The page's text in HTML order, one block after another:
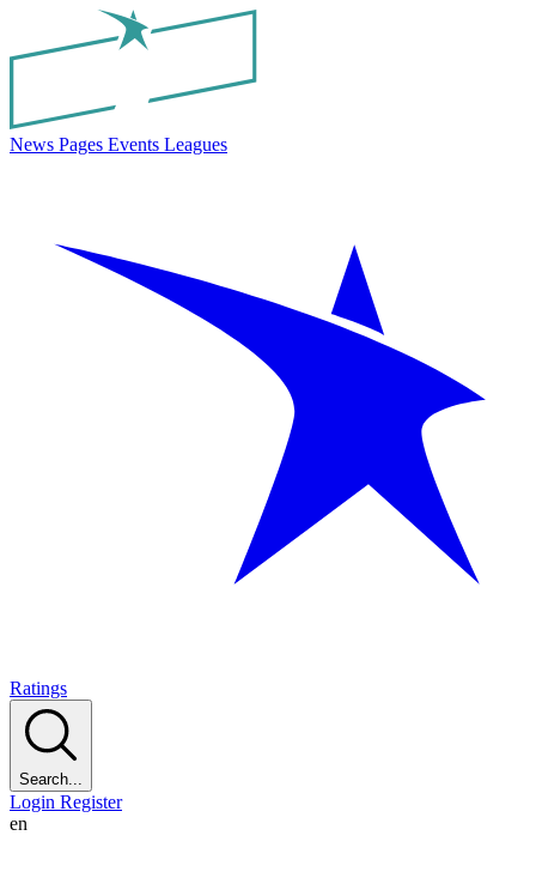
News Pages Events Leagues
Ratings
Search...
Login Register
en